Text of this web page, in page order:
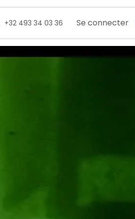
+32 493 34 03 36 Se connecter